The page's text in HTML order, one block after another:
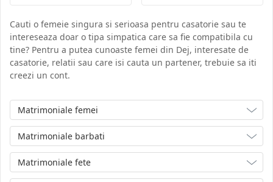
Cauti o femeie singura si serioasa pentru casatorie sau te
intereseaza doar o tipa simpatica care sa fie compatibila cu
tine? Pentru a putea cunoaste femei din Dej, interesate de
casatorie, relatii sau care isi cauta un partener, trebuie sa iti
creezi un cont.
Matrimoniale femei
Matrimoniale barbati
Matrimoniale fete